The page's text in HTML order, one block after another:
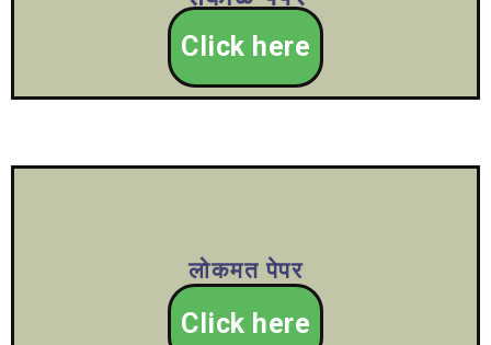
Click here
लोकमत पेपर
Click here